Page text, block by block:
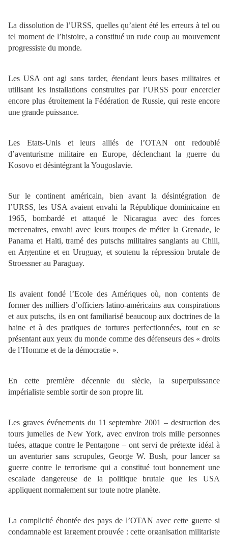
La dissolution de l’URSS, quelles qu’aient été les erreurs à tel ou
tel moment de l’histoire, a constitué un rude coup au mouvement
progressiste du monde.
Les USA ont agi sans tarder, étendant leurs bases militaires et
utilisant les installations construites par l’URSS pour encercler
encore plus étroitement la Fédération de Russie, qui reste encore
une grande puissance.
Les Etats-Unis et leurs alliés de l’OTAN ont redoublé
d’aventurisme militaire en Europe, déclenchant la guerre du
Kosovo et désintégrant la Yougoslavie.
Sur le continent américain, bien avant la désintégration de
l’URSS, les USA avaient envahi la République dominicaine en
1965, bombardé et attaqué le Nicaragua avec des forces
mercenaires, envahi avec leurs troupes de métier la Grenade, le
Panama et Haïti, tramé des putschs militaires sanglants au Chili,
en Argentine et en Uruguay, et soutenu la répression brutale de
Stroessner au Paraguay.
Ils avaient fondé l’Ecole des Amériques où, non contents de
former des milliers d’officiers latino-américains aux conspirations
et aux putschs, ils en ont familiarisé beaucoup aux doctrines de la
haine et à des pratiques de tortures perfectionnées, tout en se
présentant aux yeux du monde comme des défenseurs des « droits
de l’Homme et de la démocratie ».
En cette première décennie du siècle, la superpuissance
impérialiste semble sortir de son propre lit.
Les graves événements du 11 septembre 2001 – destruction des
tours jumelles de New York, avec environ trois mille personnes
tuées, attaque contre le Pentagone – ont servi de prétexte idéal à
un aventurier sans scrupules, George W. Bush, pour lancer sa
guerre contre le terrorisme qui a constitué tout bonnement une
escalade dangereuse de la politique brutale que les USA
appliquent normalement sur toute notre planète.
La complicité éhontée des pays de l’OTAN avec cette guerre si
condamnable est largement prouvée : cette organisation militariste